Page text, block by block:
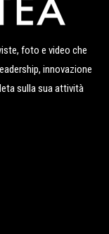
foto e video che
innovazione
sulla sua attività